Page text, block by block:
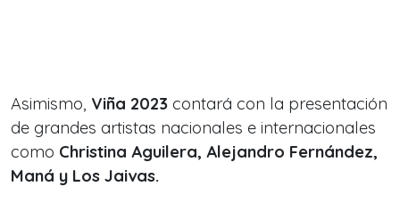
Asimismo, Viña 2023 contará con la presentación
de grandes artistas nacionales e internacionales
como Christina Aguilera, Alejandro Fernández,
Maná y Los Jaivas.